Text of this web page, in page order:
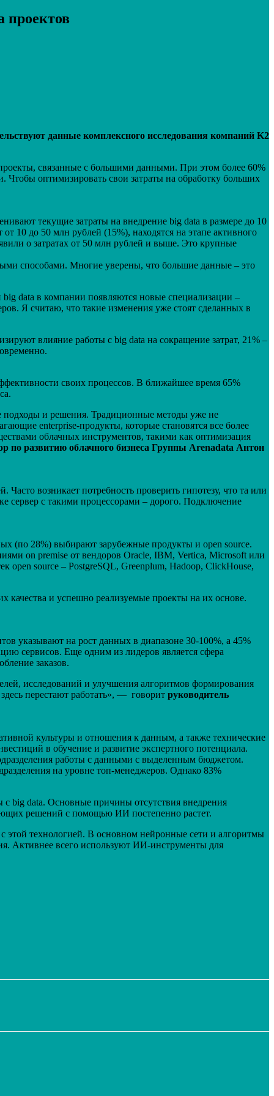
проектов
данные комплексного исследования компаний K2
связанные с большими данными. При этом более 60%
оптимизировать свои затраты на обработку больших
текущие затраты на внедрение big data в размере до 10
10 до 50 млн рублей (15%), находятся на этапе активного
о затратах от 50 млн рублей и выше. Это крупные
способами. Многие уверены, что большие данные – это
data в компании появляются новые специализации –
Я считаю, что такие изменения уже стоят сделанных в
влияние работы с big data на сокращение затрат, 21% –
своих процессов. В ближайшее время 65%
подходы и решения. Традиционные методы уже не
enterprise-продукты, которые становятся все более
облачных инструментов, такими как оптимизация
по развитию облачного бизнеса Группы Arenadata Антон
возникает потребность проверить гипотезу, что та или
сервер с такими процессорами – дорого. Подключение
(по 28%) выбирают зарубежные продукты и open source.
on premise от вендоров Oracle, IBM, Vertica, Microsoft или
open source – PostgreSQL, Greenplum, Hadoop, ClickHouse,
качества и успешно реализуемые проекты на их основе.
указывают на рост данных в диапазоне 30-100%, а 45%
сервисов. Еще одним из лидеров является сфера
заказов.
исследований и улучшения алгоритмов формирования
перестают работать», — говорит руководитель
культуры и отношения к данным, а также технические
в обучение и развитие экспертного потенциала.
работы с данными с выделенным бюджетом.
на уровне топ-менеджеров. Однако 83%
big data. Основные причины отсутствия внедрения
решений с помощью ИИ постепенно растет.
технологией. В основном нейронные сети и алгоритмы
Активнее всего используют ИИ-инструменты для